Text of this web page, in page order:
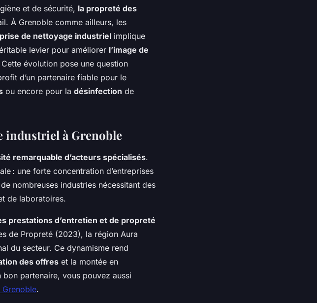
et de sécurité, la propreté des
À Grenoble comme ailleurs, les
de nettoyage industriel implique
levier pour améliorer l’image de
évolution pose une question
d’un partenaire fiable pour le
ou encore pour la désinfection de
industriel à Grenoble
remarquable d’acteurs spécialisés.
: une forte concentration d’entreprises
nombreuses industries nécessitant des
de laboratoires.
prestations d’entretien et de propreté
de Propreté (2023), la région Aura
du secteur. Ce dynamisme rend
des offres et la montée en
partenaire, vous pouvez aussi
.